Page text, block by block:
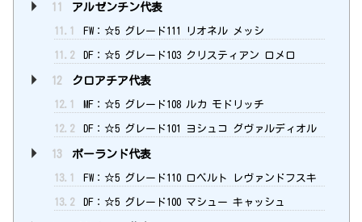
11 アルゼンチン代表
11.1 FW：☆5 グレード111 リオネル メッシ
11.2 DF：☆5 グレード103 クリスティアン ロメロ
12 クロアチア代表
12.1 MF：☆5 グレード108 ルカ モドリッチ
12.2 DF：☆5 グレード101 ヨシュコ グヴァルディオル
13 ポーランド代表
13.1 FW：☆5 グレード110 ロベルト レヴァンドフスキ
13.2 DF：☆5 グレード100 マシュー キャッシュ